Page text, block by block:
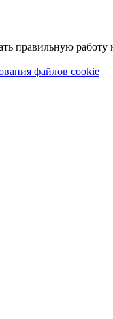
правильную работу
файлов cookie